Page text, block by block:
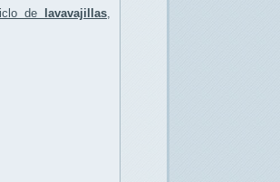
de lavavajillas